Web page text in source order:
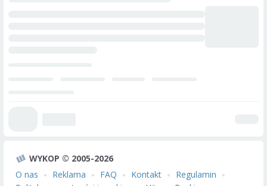
WYKOP © 2005-2026
O nas
Reklama FAQ Kontakt
Regulamin